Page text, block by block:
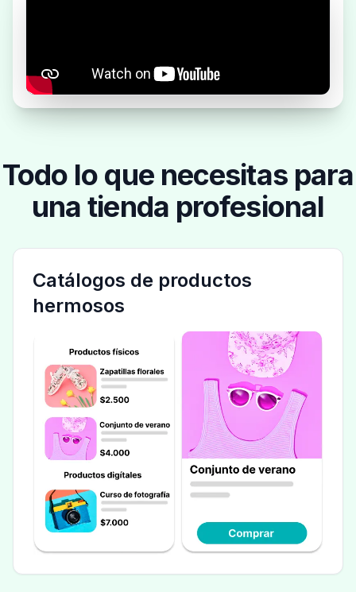
Todo lo que necesitas para
una tienda profesional
Catálogos de productos
hermosos